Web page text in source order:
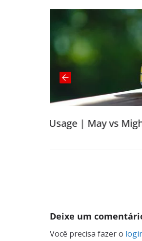
English
Deixe um
Você precisa fazer o